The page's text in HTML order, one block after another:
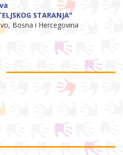
STARANJA"
Bosna i Hercegovina